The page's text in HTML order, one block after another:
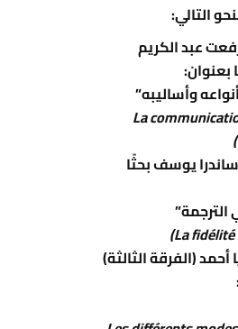
التالي:
عبد الكريم
بعنوان:
وأساليبه”
(La
يوسف بحثًا
الترجمة”
(الفرقة الثالثة)